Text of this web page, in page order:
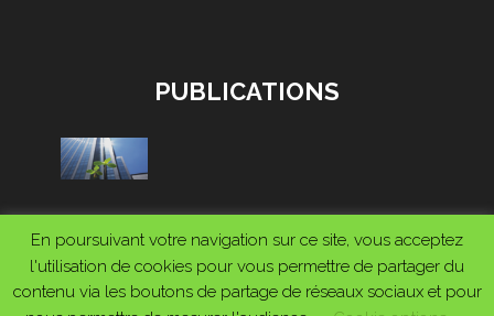
PUBLICATIONS
En poursuivant votre navigation sur ce site, vous acceptez
l'utilisation de cookies pour vous permettre de partager du
contenu via les boutons de partage de réseaux sociaux et pour